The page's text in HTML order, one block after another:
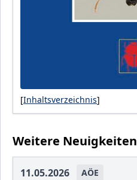
[Inhaltsverzeichnis]
Weitere Neuigkeiten
11.05.2026 AÖE